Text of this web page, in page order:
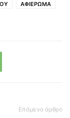
ΑΦΙΕΡΩΜΑ
Επόμενο άρθρο